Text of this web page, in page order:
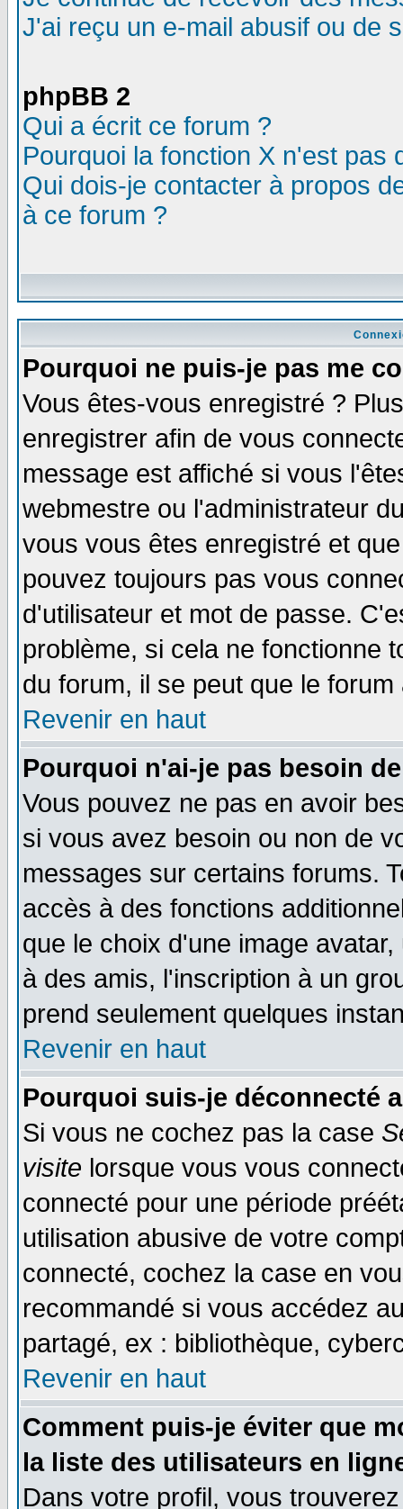
J'ai reçu un e-mail abusif ou de
phpBB 2
Qui a écrit ce forum ?
Pourquoi la fonction X n'est pas
Qui dois-je contacter à propos
à ce forum ?
Pourquoi ne puis-je pas me
Vous êtes-vous enregistré ?
enregistrer afin de vous
message est affiché si vous
webmestre ou l'administrateur
vous vous êtes enregistré et
pouvez toujours pas vous
d'utilisateur et mot de passe.
problème, si cela ne fonctionne
du forum, il se peut que le
Revenir en haut
Pourquoi n'ai-je pas besoin
Vous pouvez ne pas en avoir
si vous avez besoin ou non de
messages sur certains forums.
accès à des fonctions
que le choix d'une image
à des amis, l'inscription à un
prend seulement quelques
Revenir en haut
Pourquoi suis-je déconnecté
Si vous ne cochez pas la case
visite lorsque vous vous
connecté pour une période
utilisation abusive de votre
connecté, cochez la case en
recommandé si vous accédez
partagé, ex : bibliothèque,
Revenir en haut
Comment puis-je éviter que
la liste des utilisateurs en
Dans votre profil, vous